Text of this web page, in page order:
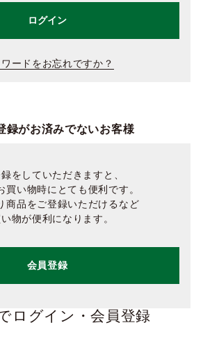
ログイン
ードをお忘れですか？
録がお済みでないお客様
をしていただきますと、
買い物時にとても便利です。
商品をご登録いただけるなど
物が便利になります。
会員登録
ログイン・会員登録